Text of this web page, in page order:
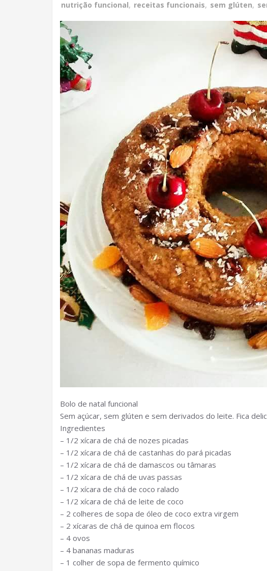
nutrição funcional, receitas funcionais, sem glúten,
Bolo de natal funcional
Sem açúcar, sem glúten e sem derivados do leite. Fica
Ingredientes
– 1/2 xícara de chá de nozes picadas
– 1/2 xícara de chá de castanhas do pará picadas
– 1/2 xícara de chá de damascos ou tâmaras
– 1/2 xícara de chá de uvas passas
– 1/2 xícara de chá de coco ralado
– 1/2 xícara de chá de leite de coco
– 2 colheres de sopa de óleo de coco extra virgem
– 2 xícaras de chá de quinoa em flocos
– 4 ovos
– 4 bananas maduras
– 1 colher de sopa de fermento químico